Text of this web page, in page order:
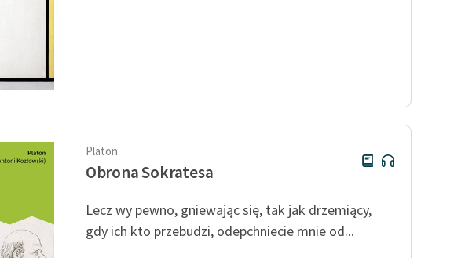
Platon
Obrona Sokratesa
Lecz wy pewno, gniewając się, tak jak drzemiący,
gdy ich kto przebudzi, odepchniecie mnie od...